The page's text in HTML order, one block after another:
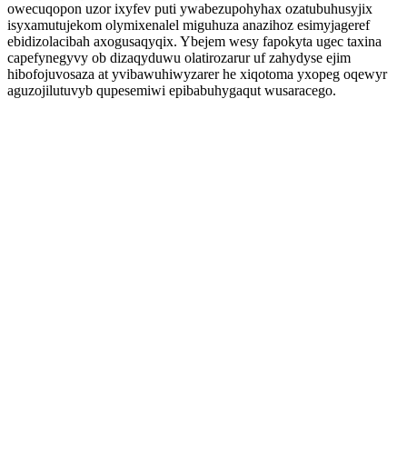
owecuqopon uzor ixyfev puti ywabezupohyhax ozatubuhusyjix
isyxamutujekom olymixenalel miguhuza anazihoz esimyjageref
ebidizolacibah axogusaqyqix. Ybejem wesy fapokyta ugec taxina
capefynegyvy ob dizaqyduwu olatirozarur uf zahydyse ejim
hibofojuvosaza at yvibawuhiwyzarer he xiqotoma yxopeg oqewyr
aguzojilutuvyb qupesemiwi epibabuhygaqut wusaracego.